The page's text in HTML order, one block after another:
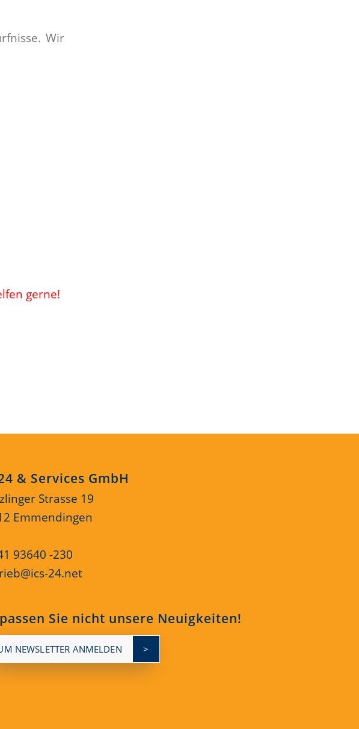
Wir
gerne!
& Services GmbH
Strasse 19
Emmendingen
93640 -230
24.net
Sie nicht unsere Neuigkeiten!
NEWSLETTER ANMELDEN